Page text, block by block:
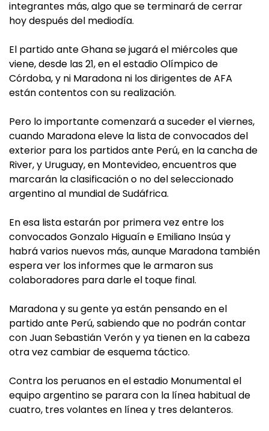
integrantes más, algo que se terminará de cerrar
hoy después del mediodía.
El partido ante Ghana se jugará el miércoles que
viene, desde las 21, en el estadio Olímpico de
Córdoba, y ni Maradona ni los dirigentes de AFA
están contentos con su realización.
Pero lo importante comenzará a suceder el viernes,
cuando Maradona eleve la lista de convocados del
exterior para los partidos ante Perú, en la cancha de
River, y Uruguay, en Montevideo, encuentros que
marcarán la clasificación o no del seleccionado
argentino al mundial de Sudáfrica.
En esa lista estarán por primera vez entre los
convocados Gonzalo Higuaín e Emiliano Insúa y
habrá varios nuevos más, aunque Maradona también
espera ver los informes que le armaron sus
colaboradores para darle el toque final.
Maradona y su gente ya están pensando en el
partido ante Perú, sabiendo que no podrán contar
con Juan Sebastián Verón y ya tienen en la cabeza
otra vez cambiar de esquema táctico.
Contra los peruanos en el estadio Monumental el
equipo argentino se parara con la línea habitual de
cuatro, tres volantes en línea y tres delanteros.